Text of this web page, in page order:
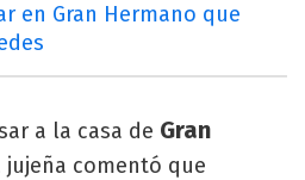
en Gran Hermano que
a la casa de Gran
jujeña comentó que